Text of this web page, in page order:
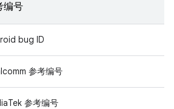
编号
bug ID
参考编号
参考编号